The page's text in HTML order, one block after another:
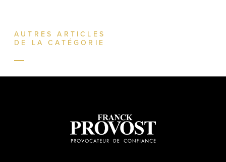
AUTRES ARTICLES
DE LA CATÉGORIE